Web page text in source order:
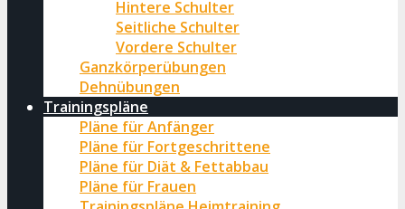
Hintere Schulter
Seitliche Schulter
Vordere Schulter
Ganzkörperübungen
Dehnübungen
Trainingspläne
Pläne für Anfänger
Pläne für Fortgeschrittene
Pläne für Diät & Fettabbau
Pläne für Frauen